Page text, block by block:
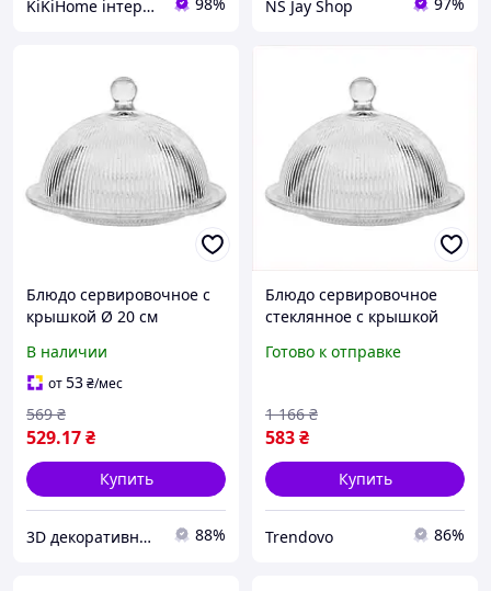
KiKiHome інтернет-магазин якісних товарів для дому NS Jay Shop
Блюдо сервировочное с
крышкой Ø 20 см
для десертов, выпечки,
фруктов
В наличии
от53₴/мес
529.17₴
569 ₴
Купить
3D декоративные панели 88%
Блюдо сервировочное
стеклянное с крышкой
выпечки 20 см
Готово к отправке
583₴
1 166 ₴
Купить
Trendovo 86%